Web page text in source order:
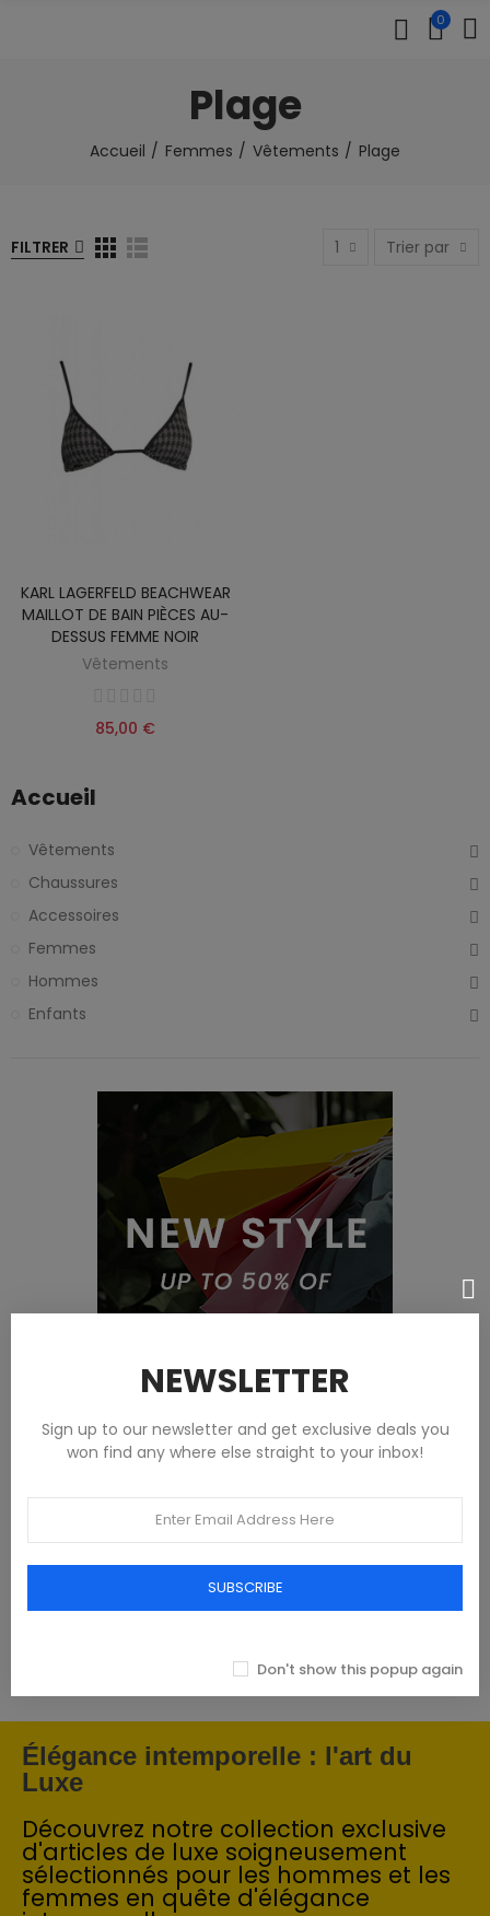
0
Plage
Accueil Femmes Vêtements Plage
FILTRER 1 Trier par
KARL LAGERFELD BEACHWEAR
MAILLOT DE BAIN PIÈCES AU-
DESSUS FEMME NOIR
Vêtements
85,00 €
Accueil
Vêtements
Chaussures
Accessoires
Femmes
Hommes
Enfants
Élégance intemporelle : l'art du
Luxe
Découvrez notre collection exclusive
d'articles de luxe soigneusement
sélectionnés pour les hommes et les
femmes en quête d'élégance
NEWSLETTER
Sign up to our newsletter and get exclusive deals you
won find any where else straight to your inbox!
SUBSCRIBE
Don't show this popup again